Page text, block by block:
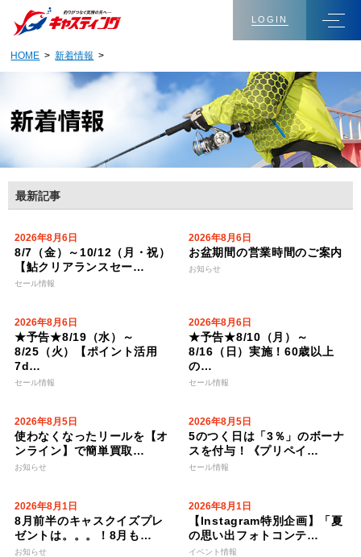
LOGIN
HOME >新着情報 >
最新記事
2026年8月6日
8/7（金）～10/12（月・祝）
【鮎クリアランスセー…
セール情報
2026年8月6日
お盆期間の営業時間のご案内
お知らせ
2026年8月6日
★予告★8/19（水）～
8/25（火）【ポイント活用
7d…
セール情報
2026年8月6日
★予告★8/10（月）～
8/16（日）実施！60歳以上
の…
セール情報
2026年8月5日
使わなくなったリールを【オ
ンライン】で簡単買取…
お知らせ
2026年8月5日
5のつく日は「3％」のボーナ
スを付与！《プリペイ…
セール情報
2026年8月1日
8月前半のキャスクイズプレ
ゼントは。。。！8月も…
お知らせ
2026年8月1日
【Instagram特別企画】「夏
の思い出フォトコンテ…
イベント情報